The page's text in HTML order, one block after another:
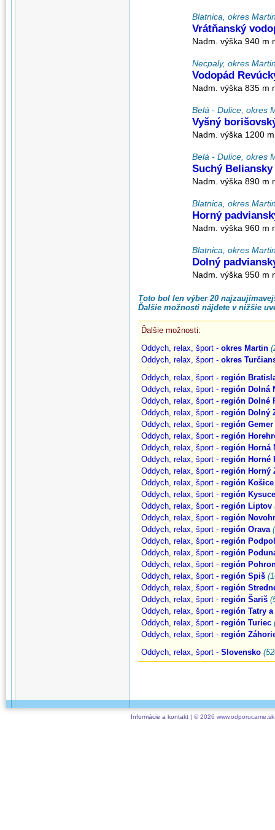
Blatnica, okres
Vrátňanský
Nadm. výška 940 m
Necpaly, okres
Vodopád
Nadm. výška 835 m
Belá - Dulice, okres
Vyšný
Nadm. výška 1200
Belá - Dulice, okres
Suchý
Nadm. výška 890 m
Blatnica, okres
Horný
Nadm. výška 960 m
Blatnica, okres
Dolný
Nadm. výška 950 m
Toto bol len výber 20
Ďalšie možnosti nájdete v nižšie
Ďalšie možnosti:
Oddych, relax, šport - okres Martin
Oddych, relax, šport - okres
Oddych, relax, šport - región
Oddych, relax, šport - región Dolná
Oddych, relax, šport - región Dolné
Oddych, relax, šport - región Dolný
Oddych, relax, šport - región Gemer
Oddych, relax, šport - región
Oddych, relax, šport - región Horná
Oddych, relax, šport - región Horné
Oddych, relax, šport - región Horný
Oddych, relax, šport - región Košice
Oddych, relax, šport - región Kysuce
Oddych, relax, šport - región Liptov
Oddych, relax, šport - región
Oddych, relax, šport - región Orava
Oddych, relax, šport - región
Oddych, relax, šport - región
Oddych, relax, šport - región
Oddych, relax, šport - región Spiš
Oddych, relax, šport - región
Oddych, relax, šport - región Šariš
Oddych, relax, šport - región Tatry
Oddych, relax, šport - región Turiec
Oddych, relax, šport - región
Oddych, relax, šport - Slovensko
Informácie a kontakt| © 2026